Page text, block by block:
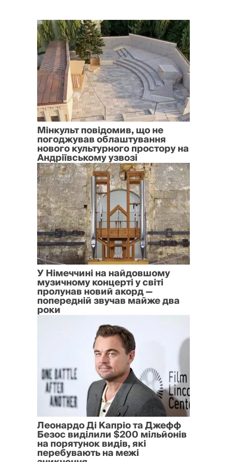
Мінкульт повідомив, що не
погоджував облаштування
нового культурного простору на
Андріївському узвозі
У Німеччині на найдовшому
музичному концерті у світі
пролунав новий акорд —
попередній звучав майже два
роки
Леонардо Ді Капріо та Джефф
Безос виділили $200 мільйонів
на порятунок видів, які
перебувають на межі